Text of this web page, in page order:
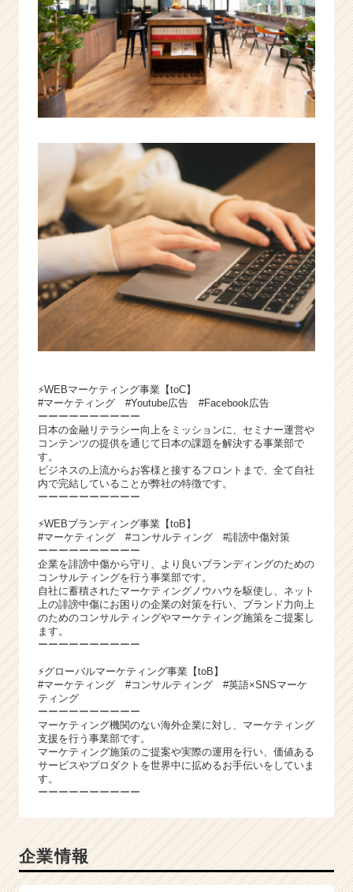
⚡️WEBマーケティング事業【toC】
#マーケティング #Youtube広告 #Facebook広告
ーーーーーーーーーー
日本の金融リテラシー向上をミッションに、セミナー運営や
コンテンツの提供を通じて日本の課題を解決する事業部で
す。
ビジネスの上流からお客様と接するフロントまで、全て自社
内で完結していることが弊社の特徴です。
ーーーーーーーーーー
⚡️WEBブランディング事業【toB】
#マーケティング #コンサルティング #誹謗中傷対策
ーーーーーーーーーー
企業を誹謗中傷から守り、より良いブランディングのための
コンサルティングを行う事業部です。
自社に蓄積されたマーケティングノウハウを駆使し、ネット
上の誹謗中傷にお困りの企業の対策を行い、ブランド力向上
のためのコンサルティングやマーケティング施策をご提案し
ます。
ーーーーーーーーーー
⚡️グローバルマーケティング事業【toB】
#マーケティング #コンサルティング #英語×SNSマーケ
ティング
ーーーーーーーーーー
マーケティング機関のない海外企業に対し、マーケティング
支援を行う事業部です。
マーケティング施策のご提案や実際の運用を行い、価値ある
サービスやプロダクトを世界中に拡めるお手伝いをしていま
す。
ーーーーーーーーーー
企業情報